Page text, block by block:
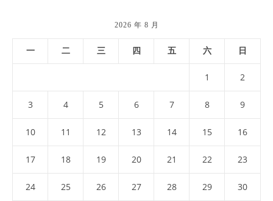
2026 年 8 月
一 二 三 四 五 六 日
1 2
3 4 5 6 7 8 9
10 11 12 13 14 15 16
17 18 19 20 21 22 23
24 25 26 27 28 29 30